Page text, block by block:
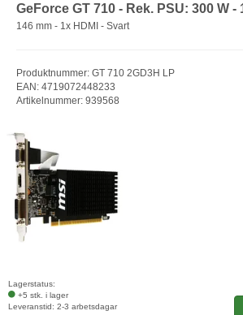
GeForce GT 710 - Rek. PSU: 300 W -
146 mm - 1x HDMI - Svart
Produktnummer: GT 710 2GD3H LP
EAN: 4719072448233
Artikelnummer: 939568
Lagerstatus:
+5 stk. i lager
Leveranstid: 2-3 arbetsdagar